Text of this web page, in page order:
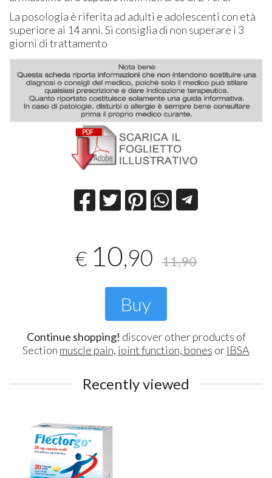
La posologia è riferita ad adulti e adolescenti con età
superiore ai 14 anni. Si consiglia di non superare i 3
giorni di trattamento
€ 10,90 11,90
Buy
Continue shopping! discover other products of
Section muscle pain, joint function, bones or IBSA
Recently viewed